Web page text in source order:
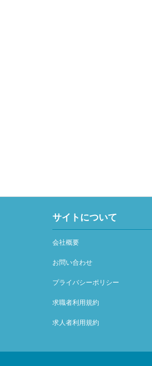
サイトについて
会社概要
お問い合わせ
プライバシーポリシー
求職者利用規約
求人者利用規約